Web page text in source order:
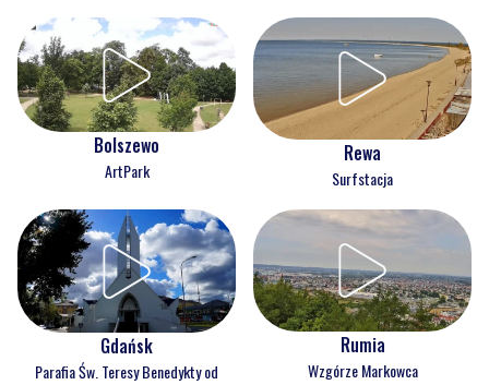
Bolszewo
ArtPark
Rewa
Surfstacja
Gdańsk
Parafia Św. Teresy Benedykty od
Rumia
Wzgórze Markowca